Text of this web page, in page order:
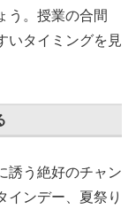
う。授業の合間
いタイミングを見
誘う絶好のチャン
インデー、夏祭り